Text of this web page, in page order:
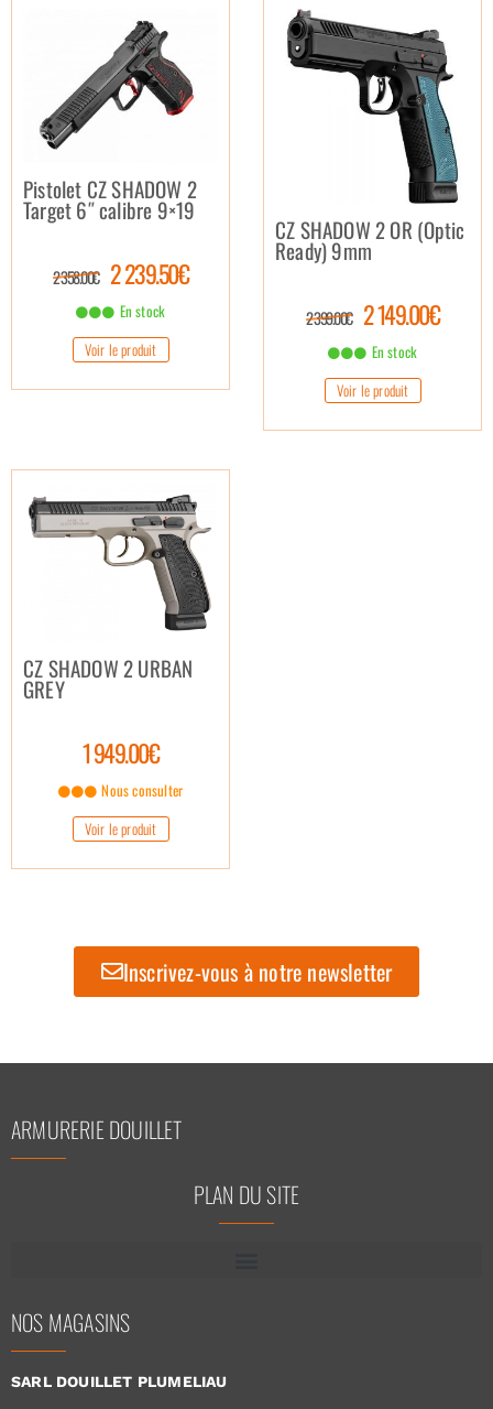
Pistolet CZ SHADOW 2
Target 6″ calibre 9×19
2 358.00€ 2 239.50€
En stock
Voir le produit
CZ SHADOW 2 OR (Optic
Ready) 9mm
2 399.00€ 2 149.00€
En stock
Voir le produit
CZ SHADOW 2 URBAN
GREY
1 949.00€
Nous consulter
Voir le produit
Inscrivez-vous à notre newsletter
ARMURERIE DOUILLET
PLAN DU SITE
NOS MAGASINS
SARL DOUILLET PLUMELIAU